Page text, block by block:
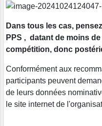
Dans tous les cas,
PPS , datant de moins
compétition, donc
Conformément aux
participants peuvent
de leurs données
le site internet de